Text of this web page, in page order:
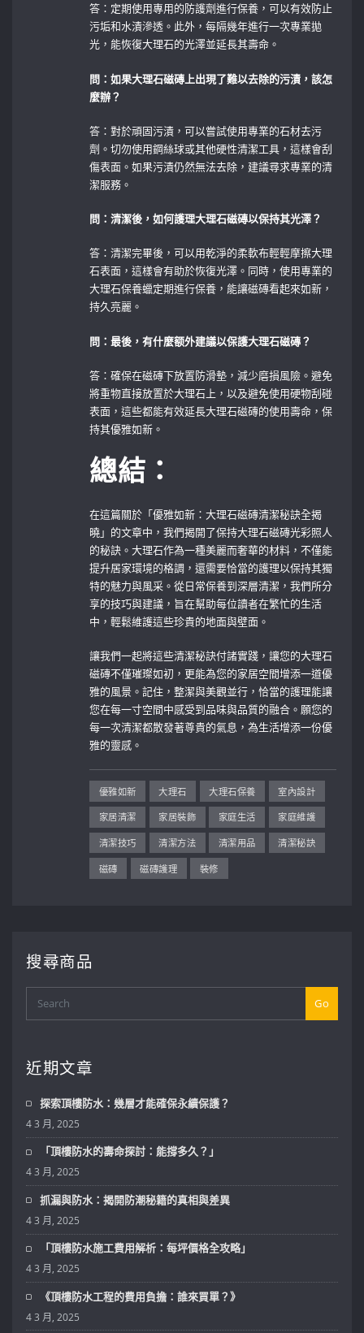
答：定期使用專用的防護劑進行保養，可以有效防止
污垢和水漬滲透。此外，每隔幾年進行一次專業拋
光，能恢復大理石的光澤並延長其壽命。
問：如果大理石磁磚上出現了難以去除的污漬，該怎
麼辦？
答：對於頑固污漬，可以嘗試使用專業的石材去污
劑。切勿使用鋼絲球或其他硬性清潔工具，這樣會刮
傷表面。如果污漬仍然無法去除，建議尋求專業的清
潔服務。
問：清潔後，如何護理大理石磁磚以保持其光澤？
答：清潔完畢後，可以用乾淨的柔軟布輕輕摩擦大理
石表面，這樣會有助於恢復光澤。同時，使用專業的
大理石保養蠟定期進行保養，能讓磁磚看起來如新，
持久亮麗。
問：最後，有什麼额外建議以保護大理石磁磚？
答：確保在磁磚下放置防滑墊，減少磨損風險。避免
將重物直接放置於大理石上，以及避免使用硬物刮碰
表面，這些都能有效延長大理石磁磚的使用壽命，保
持其優雅如新。
總結：
在這篇關於「優雅如新：大理石磁磚清潔秘訣全揭
曉」的文章中，我們揭開了保持大理石磁磚光彩照人
的秘訣。大理石作為一種美麗而奢華的材料，不僅能
提升居家環境的格調，還需要恰當的護理以保持其獨
特的魅力與風采。從日常保養到深層清潔，我們所分
享的技巧與建議，旨在幫助每位讀者在繁忙的生活
中，輕鬆維護這些珍貴的地面與壁面。
讓我們一起將這些清潔秘訣付諸實踐，讓您的大理石
磁磚不僅璀璨如初，更能為您的家居空間增添一道優
雅的風景。記住，整潔與美觀並行，恰當的護理能讓
您在每一寸空間中感受到品味與品質的融合。願您的
每一次清潔都散發著尊貴的氣息，為生活增添一份優
雅的靈感。
優雅如新 大理石 大理石保養 室內設計
家居清潔 家居裝飾 家庭生活 家庭維護
清潔技巧 清潔方法 清潔用品 清潔秘訣
磁磚 磁磚護理 裝修
搜尋商品
Go
近期文章
探索頂樓防水：幾層才能確保永續保護？
4 3 月, 2025
「頂樓防水的壽命探討：能撐多久？」
4 3 月, 2025
抓漏與防水：揭開防潮秘籍的真相與差異
4 3 月, 2025
「頂樓防水施工費用解析：每坪價格全攻略」
4 3 月, 2025
《頂樓防水工程的費用負擔：誰來買單？》
4 3 月, 2025